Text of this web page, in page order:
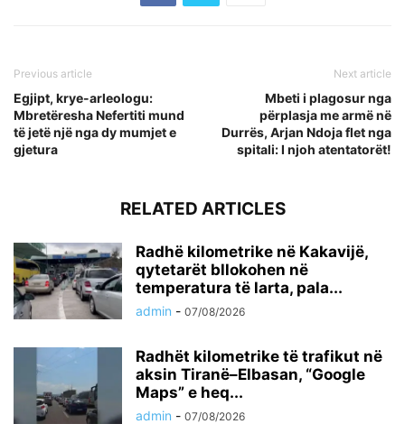
Previous article
Egjipt, krye-arleologu:
Mbretëresha Nefertiti mund
të jetë një nga dy mumjet e
gjetura
Next article
Mbeti i plagosur nga
përplasja me armë në
Durrës, Arjan Ndoja flet nga
spitali: I njoh atentatorët!
RELATED ARTICLES
Radhë kilometrike në Kakavijë,
qytetarët bllokohen në
temperatura të larta, pala...
admin - 07/08/2026
Radhët kilometrike të trafikut në
aksin Tiranë–Elbasan, “Google
Maps” e heq...
admin - 07/08/2026